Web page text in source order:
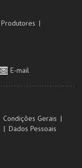
Produtores
E-mail
Condições Gerais
Dados Pessoais